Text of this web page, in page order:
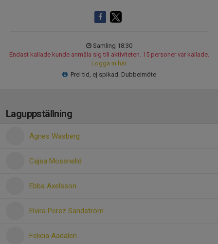
Samling 18:30
Endast kallade kunde anmäla sig till aktiviteten. 15 personer var kallade.
Logga in här
Prel tid, ej spikad. Dubbelmöte
Laguppställning
Agnes Wasberg
Cajsa Mossnelid
Ebba Axelsson
Elvira Perez Sandström
Felicia Aadalen